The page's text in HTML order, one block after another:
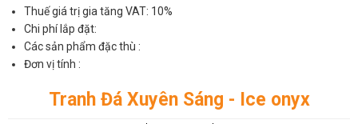
Thuế giá trị gia tăng VAT: 10%
Chi phí lắp đặt:
Các sản phẩm đặc thù :
Đơn vị tính :
Tranh Đá Xuyên Sáng - Ice onyx